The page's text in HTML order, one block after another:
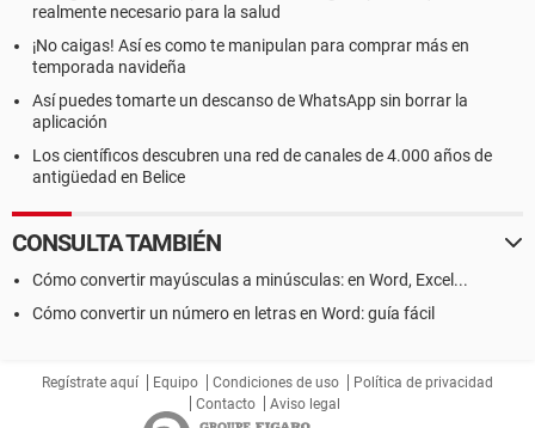
realmente necesario para la salud
¡No caigas! Así es como te manipulan para comprar más en
temporada navideña
Así puedes tomarte un descanso de WhatsApp sin borrar la
aplicación
Los científicos descubren una red de canales de 4.000 años de
antigüedad en Belice
CONSULTA TAMBIÉN
Cómo convertir mayúsculas a minúsculas: en Word, Excel...
Cómo convertir un número en letras en Word: guía fácil
Regístrate aquí Equipo Condiciones de uso
Política de privacidad
Contacto
Aviso legal